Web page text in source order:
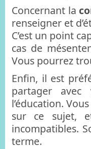
Concernant la
renseigner et
C’est un point
cas de
Vous pourrez
Enfin, il est
partager
l’éducation.
sur ce sujet,
incompatibles.
terme.